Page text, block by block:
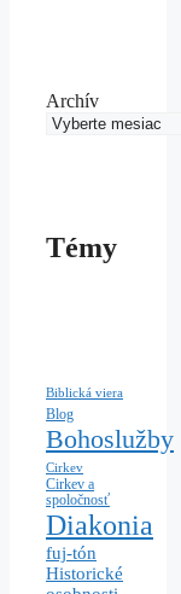
Archív
Témy
Biblická viera
Blog
Bohoslužby
Cirkev
Cirkev a
spoločnosť
Diakonia
fuj-tón
Historické